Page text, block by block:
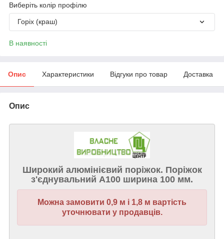
Виберіть колір профілю
Горіх (краш)
В наявності
Опис Характеристики Відгуки про товар Доставка
Опис
Широкий алюмінієвий поріжок. Поріжок
з'єднувальний А100 ширина 100 мм.
Можна замовити 0,9 м і 1,8 м вартість
уточнювати у продавців.